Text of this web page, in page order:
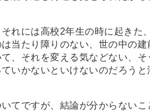
れには高校2年生の時に起きた
当たり障りのない、世の中の建
、それを変える気などない、そ
いかないといけないのだろうと
てですが、結論が分からないこ